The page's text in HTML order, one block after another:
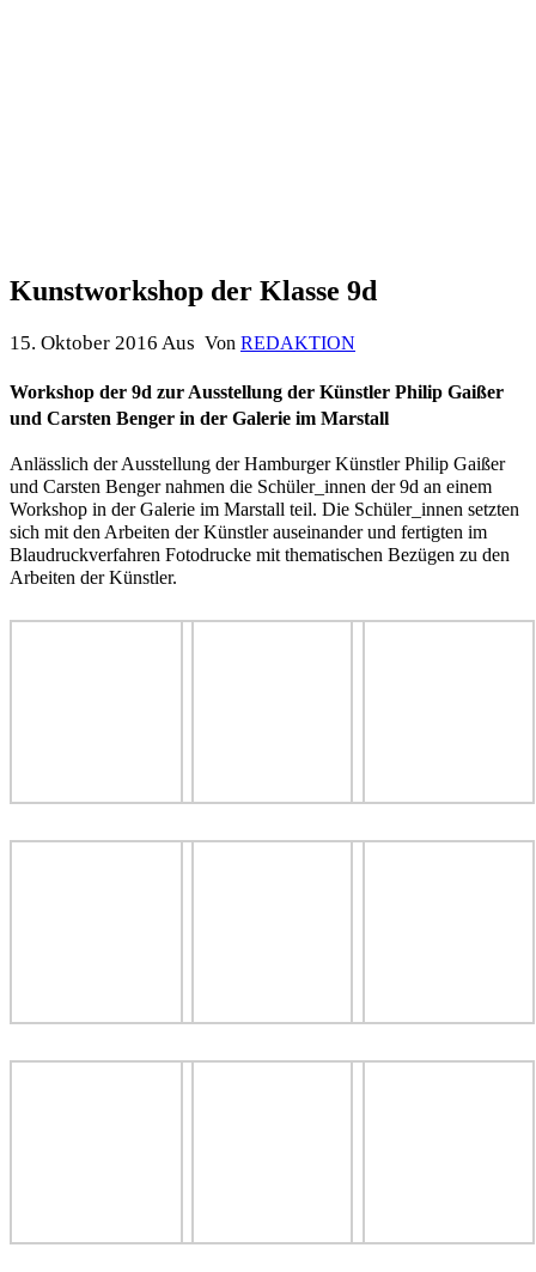
Kunstworkshop der Klasse 9d
15. Oktober 2016 Aus Von REDAKTION
Workshop der 9d zur Ausstellung der Künstler Philip Gaißer
und Carsten Benger in der Galerie im Marstall
Anlässlich der Ausstellung der Hamburger Künstler Philip Gaißer
und Carsten Benger nahmen die Schüler_innen der 9d an einem
Workshop in der Galerie im Marstall teil. Die Schüler_innen setzten
sich mit den Arbeiten der Künstler auseinander und fertigten im
Blaudruckverfahren Fotodrucke mit thematischen Bezügen zu den
Arbeiten der Künstler.